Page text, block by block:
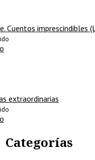
Cuentos imprescindibles
extraordinarias
Categorías